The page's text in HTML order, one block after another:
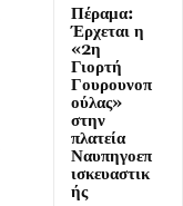
Πέραμα:
Έρχεται η
«2η
Γιορτή
Γουρουνοπ
ούλας»
στην
πλατεία
Ναυπηγοεπ
ισκευαστικ
ής